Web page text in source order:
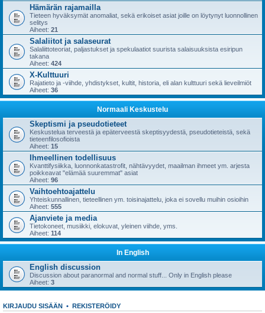
Hämärän rajamailla
Tieteen hyväksymät anomaliat, sekä erikoiset asiat joille on löytynyt luonnollinen
selitys
Aiheet: 21
Salaliitot ja salaseurat
Salaliittoteoriat, paljastukset ja spekulaatiot suurista salaisuuksista esiripun
takana
Aiheet: 424
X-Kulttuuri
Rajatieto ja -viihde, yhdistykset, kultit, historia, eli alan kulttuuri sekä lieveilmiöt
Aiheet: 36
Normaali Keskustelu
Skeptismi ja pseudotieteet
Keskustelua terveestä ja epäterveestä skeptisyydestä, pseudotieteistä, sekä
tieteenfilosofioista
Aiheet: 15
Ihmeellinen todellisuus
Kvanttifysiikka, luonnonkatastrofit, nähtävyydet, maailman ihmeet ym. arjesta
poikkeavat "elämää suuremmat" asiat
Aiheet: 96
Vaihtoehtoajattelu
Yhteiskunnallinen, tieteellinen ym. toisinajattelu, joka ei sovellu muihin osioihin
Aiheet: 555
Ajanviete ja media
Tietokoneet, musiikki, elokuvat, yleinen viihde, yms.
Aiheet: 114
In English
English discussion
Discussion about paranormal and normal stuff... Only in English please
Aiheet: 3
KIRJAUDU SISÄÄN • REKISTERÖIDY